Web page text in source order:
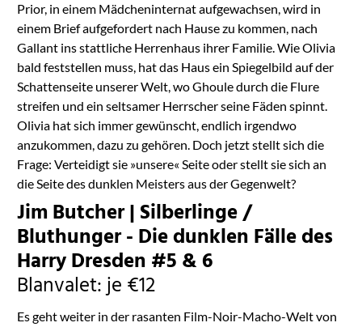
Prior, in einem Mädcheninternat aufgewachsen, wird in
einem Brief aufgefordert nach Hause zu kommen, nach
Gallant ins stattliche Herrenhaus ihrer Familie. Wie Olivia
bald feststellen muss, hat das Haus ein Spiegelbild auf der
Schattenseite unserer Welt, wo Ghoule durch die Flure
streifen und ein seltsamer Herrscher seine Fäden spinnt.
Olivia hat sich immer gewünscht, endlich irgendwo
anzukommen, dazu zu gehören. Doch jetzt stellt sich die
Frage: Verteidigt sie »unsere« Seite oder stellt sie sich an
die Seite des dunklen Meisters aus der Gegenwelt?
Jim Butcher | Silberlinge /
Bluthunger - Die dunklen Fälle des
Harry Dresden #5 & 6
Blanvalet: je €12
Es geht weiter in der rasanten Film-Noir-Macho-Welt von